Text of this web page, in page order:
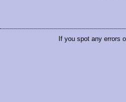
If you spot any errors